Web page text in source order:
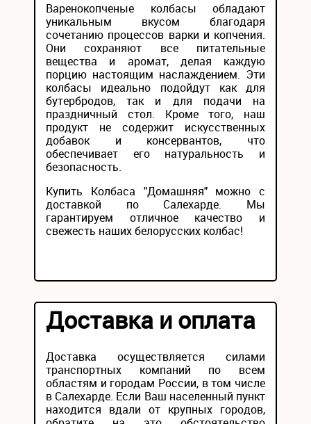
Варенокопченые колбасы обладают
уникальным вкусом благодаря
сочетанию процессов варки и копчения.
Они сохраняют все питательные
вещества и аромат, делая каждую
порцию настоящим наслаждением. Эти
колбасы идеально подойдут как для
бутербродов, так и для подачи на
праздничный стол. Кроме того, наш
продукт не содержит искусственных
добавок и консервантов, что
обеспечивает его натуральность и
безопасность.
Купить Колбаса "Домашняя" можно с
доставкой по Салехарде. Мы
гарантируем отличное качество и
свежесть наших белорусских колбас!
Доставка и оплата
Доставка осуществляется силами
транспортных компаний по всем
областям и городам России, в том числе
в Салехарде. Если Ваш населенный пункт
находится вдали от крупных городов,